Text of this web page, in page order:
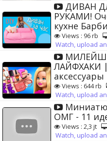
ДИВАН
РУКАМИ!
кухне
Views : 96 rb
Watch, upload
ЛАЙФХАКИ
Views : 644 rb
Watch, upload
ОМГ - 11
Views : 2,3 jt
Watch, upload